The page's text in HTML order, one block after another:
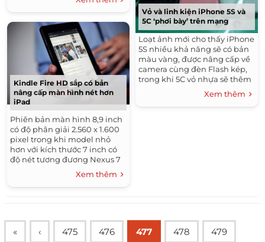
Kindle Fire HD sắp có bản
nâng cấp màn hình nét hơn
iPad
Phiên bản màn hình 8,9 inch
có độ phân giải 2.560 x 1.600
pixel trong khi model nhỏ
hơn với kích thước 7 inch có
độ nét tương đương Nexus 7
Xem thêm
Vỏ và linh kiện iPhone 5S và
5C ‘phơi bày’ trên mạng
Loạt ảnh mới cho thấy iPhone
5S nhiều khả năng sẽ có bản
màu vàng, được nâng cấp về
camera cùng đèn Flash kép,
trong khi 5C vỏ nhựa sẽ thêm
Xem thêm
« ‹ 475 476 477 478 479